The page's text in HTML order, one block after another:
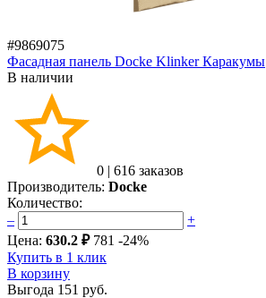
#9869075
Фасадная панель Docke Klinker Каракумы
В наличии
0 | 616 заказов
Производитель: Docke
Количество:
–
+
Цена: 630.2 ₽ 781 -24%
Купить в 1 клик
В корзину
Выгода 151 руб.